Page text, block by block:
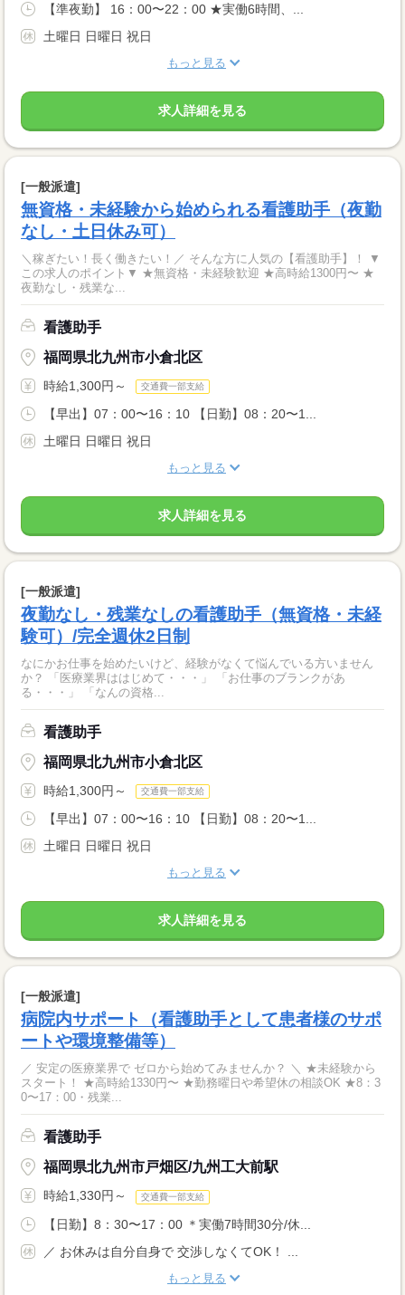
【準夜勤】 16：00〜22：00 ★実働6時間、...
土曜日 日曜日 祝日
もっと見る
求人詳細を見る
[一般派遣]
無資格・未経験から始められる看護助手（夜勤
なし・土日休み可）
＼稼ぎたい！長く働きたい！／ そんな方に人気の【看護助手】！ ▼
この求人のポイント▼ ★無資格・未経験歓迎 ★高時給1300円〜 ★
夜勤なし・残業な...
看護助手
福岡県北九州市小倉北区
時給1,300円～ 交通費一部支給
【早出】07：00〜16：10 【日勤】08：20〜1...
土曜日 日曜日 祝日
もっと見る
求人詳細を見る
[一般派遣]
夜勤なし・残業なしの看護助手（無資格・未経
験可）/完全週休2日制
なにかお仕事を始めたいけど、経験がなくて悩んでいる方いません
か？ 「医療業界ははじめて・・・」 「お仕事のブランクがあ
る・・・」 「なんの資格...
看護助手
福岡県北九州市小倉北区
時給1,300円～ 交通費一部支給
【早出】07：00〜16：10 【日勤】08：20〜1...
土曜日 日曜日 祝日
もっと見る
求人詳細を見る
[一般派遣]
病院内サポート（看護助手として患者様のサポ
ートや環境整備等）
／ 安定の医療業界で ゼロから始めてみませんか？ ＼ ★未経験から
スタート！ ★高時給1330円〜 ★勤務曜日や希望休の相談OK ★8：3
0〜17：00・残業...
看護助手
福岡県北九州市戸畑区/九州工大前駅
時給1,330円～ 交通費一部支給
【日勤】8：30〜17：00 ＊実働7時間30分/休...
／ お休みは自分自身で 交渉しなくてOK！ ...
もっと見る